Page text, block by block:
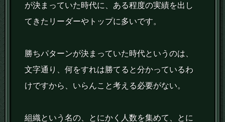
が決まっていた時代に、ある程度の実績を出し
てきたリーダーやトップに多いです。
勝ちパターンが決まっていた時代というのは、
文字通り、何をすれは勝てると分かっているわ
けですから、いらんこと考える必要がない。
組織という名の、とにかく人数を集めて、とに